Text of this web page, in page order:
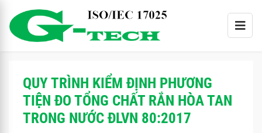
QUY TRÌNH KIỂM ĐỊNH PHƯƠNG
TIỆN ĐO TỔNG CHẤT RẮN HÒA TAN
TRONG NƯỚC ĐLVN 80:2017